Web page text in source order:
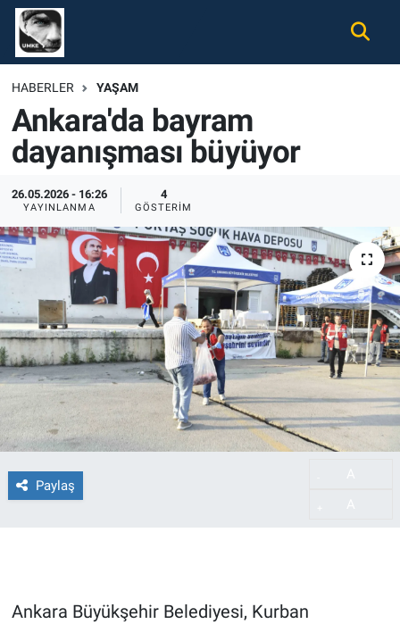
HABERLER YAŞAM
Ankara'da bayram
dayanışması büyüyor
26.05.2026 - 16:26
YAYINLANMA
4
GÖSTERIM
Paylaş
Ankara Büyükşehir Belediyesi, Kurban
Gündem
Ekonomi
Spor
Magazin
Tüm Haberler
İletişim
Künye
Nöbetçi Eczaneler
Hava Durumu
Namaz Vakitleri
Trafik Durumu
Süper Lig Puan Durumu ve Fikstür
Tüm Manşetler
Son Dakika Haberleri
Haber Arşivi